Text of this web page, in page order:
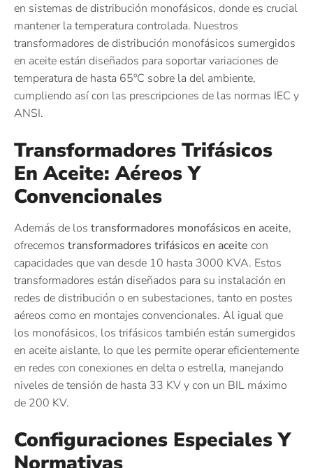
en sistemas de distribución monofásicos, donde es crucial
mantener la temperatura controlada. Nuestros
transformadores de distribución monofásicos sumergidos
en aceite están diseñados para soportar variaciones de
temperatura de hasta 65ºC sobre la del ambiente,
cumpliendo así con las prescripciones de las normas IEC y
ANSI.
Transformadores Trifásicos
En Aceite: Aéreos Y
Convencionales
Además de los transformadores monofásicos en aceite,
ofrecemos transformadores trifásicos en aceite con
capacidades que van desde 10 hasta 3000 KVA. Estos
transformadores están diseñados para su instalación en
redes de distribución o en subestaciones, tanto en postes
aéreos como en montajes convencionales. Al igual que
los monofásicos, los trifásicos también están sumergidos
en aceite aislante, lo que les permite operar eficientemente
en redes con conexiones en delta o estrella, manejando
niveles de tensión de hasta 33 KV y con un BIL máximo
de 200 KV.
Configuraciones Especiales Y